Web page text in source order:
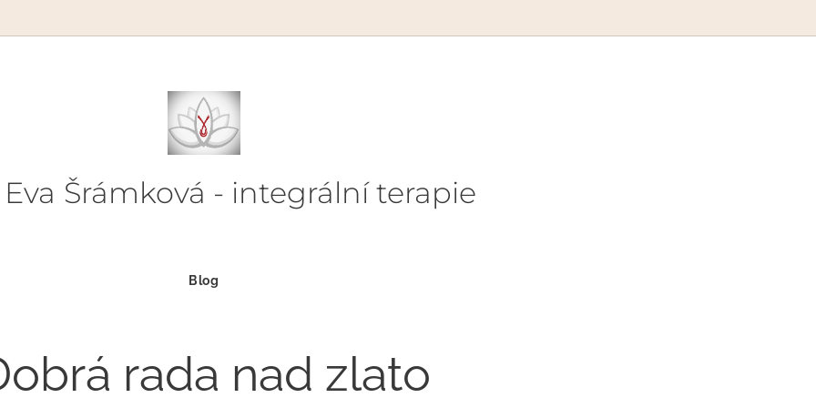
Eva Šrámková - integrální terapie
Blog
rada nad zlato